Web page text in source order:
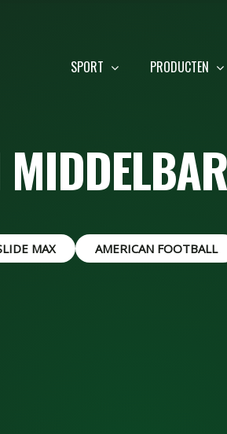
SPORT PRODUCTEN
MAX AMERICAN FOOTBALL